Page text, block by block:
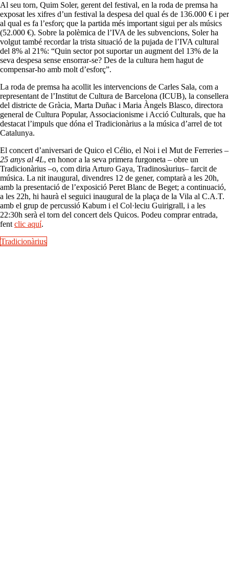
Al seu torn, Quim Soler, gerent del festival, en la roda de premsa ha
exposat les xifres d’un festival la despesa del qual és de 136.000 € i per
al qual es fa l’esforç que la partida més important sigui per als músics
(52.000 €). Sobre la polèmica de l’IVA de les subvencions, Soler ha
volgut també recordar la trista situació de la pujada de l’IVA cultural
del 8% al 21%: “Quin sector pot suportar un augment del 13% de la
seva despesa sense ensorrar-se? Des de la cultura hem hagut de
compensar-ho amb molt d’esforç”.
La roda de premsa ha acollit les intervencions de Carles Sala, com a
representant de l’Institut de Cultura de Barcelona (ICUB), la consellera
del districte de Gràcia, Marta Duñac i Maria Àngels Blasco, directora
general de Cultura Popular, Associacionisme i Acció Culturals, que ha
destacat l’impuls que dóna el Tradicionàrius a la música d’arrel de tot
Catalunya.
El concert d’aniversari de Quico el Célio, el Noi i el Mut de Ferreries –
25 anys al 4L, en honor a la seva primera furgoneta – obre un
Tradicionàrius –o, com diria Arturo Gaya, Tradinosàurius– farcit de
música. La nit inaugural, divendres 12 de gener, comptarà a les 20h,
amb la presentació de l’exposició Peret Blanc de Beget; a continuació,
a les 22h, hi haurà el seguici inaugural de la plaça de la Vila al C.A.T.
amb el grup de percussió Kabum i el Col·leciu Guirigrall, i a les
22:30h serà el torn del concert dels Quicos. Podeu comprar entrada,
fentclic aquí.
Tradicionàrius